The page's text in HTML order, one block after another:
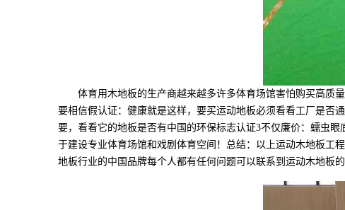
体育用木地板的生产商越来越多许多体育场馆害怕购买高质量
要相信假认证：健康就是这样，要买运动地板必须看看工厂是否
要，看看它的地板是否有中国的环保标志认证3不仅廉价：蠕虫
于建设专业体育场馆和戏剧体育空间！总结：以上运动木地板工
地板行业的中国品牌每个人都有任何问题可以联系到运动木地板